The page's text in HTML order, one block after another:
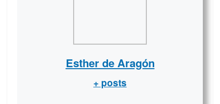
Esther de Aragón
+ posts